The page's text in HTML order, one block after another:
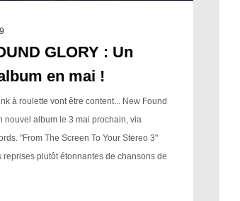
GLORY : Un
en mai !
à roulette vont être content... New Found
nouvel album le 3 mai prochain, via
"From The Screen To Your Stereo 3"
reprises plutôt étonnantes de chansons de